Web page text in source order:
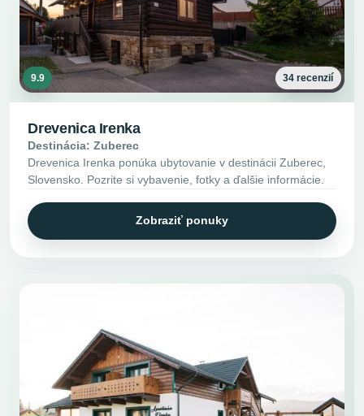
9.9 34 recenzií
Drevenica Irenka
Destinácia: Zuberec
Drevenica Irenka ponúka ubytovanie v destinácii Zuberec,
Slovensko. Pozrite si vybavenie, fotky a ďalšie informácie.
Zobraziť ponuky